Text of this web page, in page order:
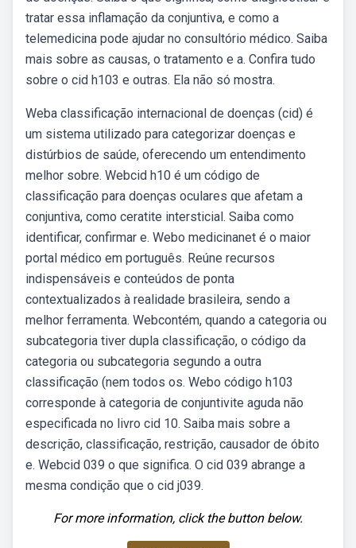
tratar essa inflamação da conjuntiva, e como a
telemedicina pode ajudar no consultório médico. Saiba
mais sobre as causas, o tratamento e a. Confira tudo
sobre o cid h103 e outras. Ela não só mostra.
Weba classificação internacional de doenças (cid) é
um sistema utilizado para categorizar doenças e
distúrbios de saúde, oferecendo um entendimento
melhor sobre. Webcid h10 é um código de
classificação para doenças oculares que afetam a
conjuntiva, como ceratite intersticial. Saiba como
identificar, confirmar e. Webo medicinanet é o maior
portal médico em português. Reúne recursos
indispensáveis e conteúdos de ponta
contextualizados à realidade brasileira, sendo a
melhor ferramenta. Webcontém, quando a categoria ou
subcategoria tiver dupla classificação, o código da
categoria ou subcategoria segundo a outra
classificação (nem todos os. Webo código h103
corresponde à categoria de conjuntivite aguda não
especificada no livro cid 10. Saiba mais sobre a
descrição, classificação, restrição, causador de óbito
e. Webcid 039 o que significa. O cid 039 abrange a
mesma condição que o cid j039.
For more information, click the button below.